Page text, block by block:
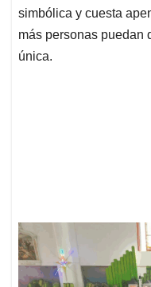
simbólica y cuesta
más personas puedan
única.